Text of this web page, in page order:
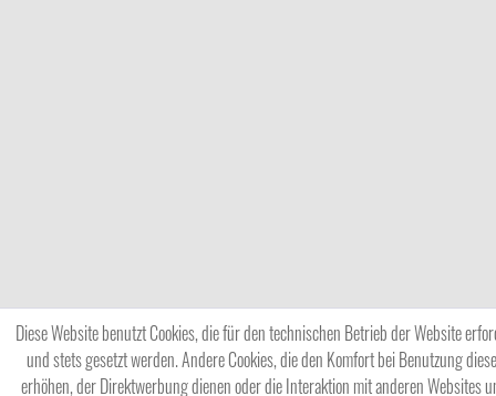
Diese Website benutzt Cookies, die für den technischen Betrieb der Website
und stets gesetzt werden. Andere Cookies, die den Komfort bei Benutzung
erhöhen, der Direktwerbung dienen oder die Interaktion mit anderen Websites